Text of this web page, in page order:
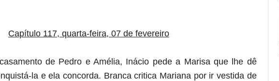
Capítulo 117, quarta-feira, 07 de fevereiro
de Pedro e Amélia, Inácio pede a Marisa que lhe dê
la e ela concorda. Branca critica Mariana por ir vestida de